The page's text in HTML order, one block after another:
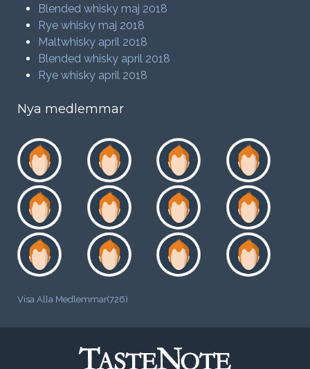
Blended whisky maj 2018
Rye whisky maj 2018
Maltwhisky april 2018
Blended whisky april 2018
Rye whisky april 2018
Nya medlemmar
Visa Alla Medlemmar(726)